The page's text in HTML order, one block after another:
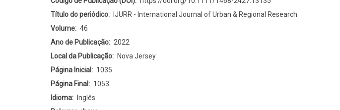
BRAZILIAN
From
an
Art
Festival
to
Título do periódico
IJURR - International Journal of Urban & Regional Research
Volume
46
Ano de Publicação
2022
Local da Publicação
Nova Jersey
Página Inicial
1035
Página Final
1053
Idioma
Inglês